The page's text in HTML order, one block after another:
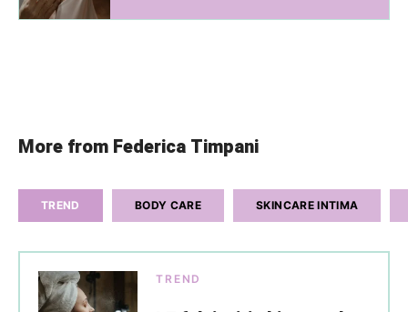
More from Federica Timpani
TREND BODY CARE SKINCARE INTIMA
TREND